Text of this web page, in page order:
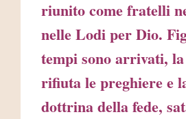
riunito come fratelli
nelle Lodi per Dio.
tempi sono arrivati,
rifiuta le preghiere e
dottrina della fede,